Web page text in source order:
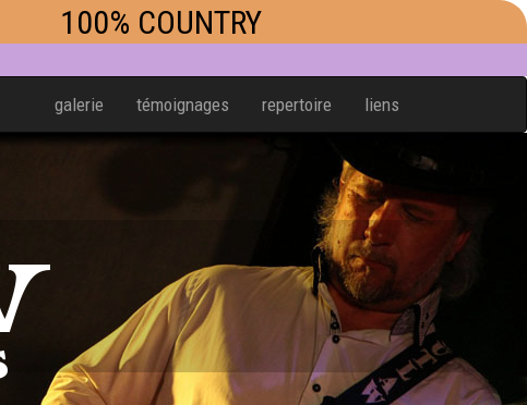
100% COUNTRY
galerie témoignages repertoire liens